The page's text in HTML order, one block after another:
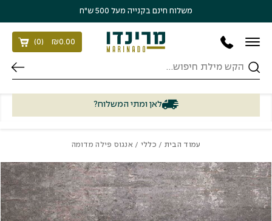
משלוח חינם בקנייה מעל 500 ש״ח
חיפוש
₪0.00
(
0
)
לאן ומתי המשלוח?
עמוד הבית / כללי / אנגוס פילה מדומה
כמות אנגוס פילה מדומה